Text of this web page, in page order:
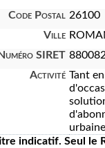
Code Postal 26100
Ville
Numéro SIRET
Activité Tant
indicatif. Seul le